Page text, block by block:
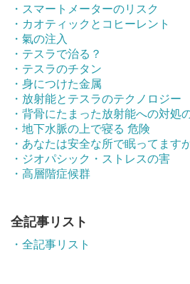
・スマートメーターのリスク
・カオティックとコヒーレント
・氣の注入
・テスラで治る？
・テスラのチタン
・身につけた金属
・放射能とテスラのテクノロジー
・背骨にたまった放射能への対処
・地下水脈の上で寝る 危険
・あなたは安全な所で眠ってます
・ジオパシック・ストレスの害
・高層階症候群
全記事リスト
・全記事リスト